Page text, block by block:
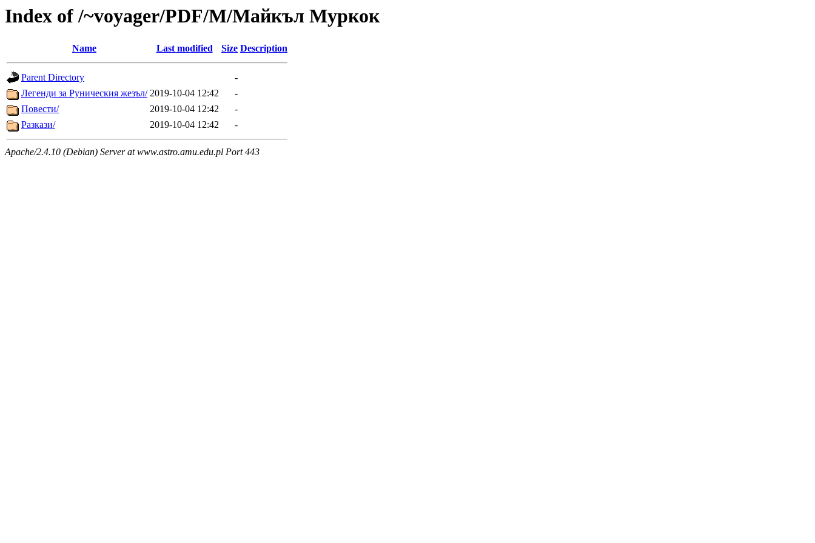
Index of /~voyager/PDF/М/Майкъл Муркок
Name Last modified Size Description
Parent Directory
-
Легенди за Руническия жезъл/ 2019-10-04 12:42
-
Повести/
2019-10-04 12:42
-
Разкази/
2019-10-04 12:42 -
Apache/2.4.10 (Debian) Server at www.astro.amu.edu.pl Port 443